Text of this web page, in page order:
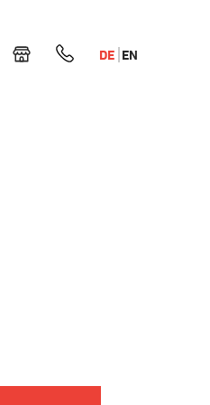
DE EN